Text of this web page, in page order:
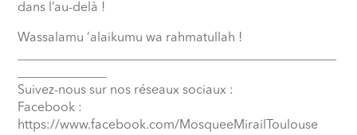
dans l’au-delà !
Wassalamu ‘alaikumu wa rahmatullah !
Suivez-nous sur nos réseaux sociaux :
Facebook :
https://www.facebook.com/MosqueeMirailToulouse